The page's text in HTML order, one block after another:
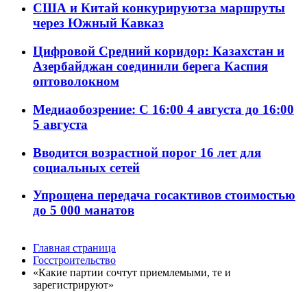
США и Китай конкурируютза маршруты
через Южный Кавказ
Цифровой Средний коридор: Казахстан и
Азербайджан соединили берега Каспия
оптоволокном
Медиаобозрение: С 16:00 4 августа до 16:00
5 августа
Вводится возрастной порог 16 лет для
социальных сетей
Упрощена передача госактивов стоимостью
до 5 000 манатов
Главная страница
Госстроительство
«Какие партии сочтут приемлемыми, те и
зарегистрируют»